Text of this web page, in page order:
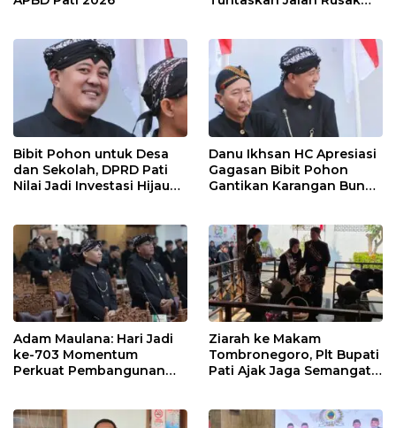
Bibit Pohon untuk Desa
dan Sekolah, DPRD Pati
Nilai Jadi Investasi Hijau
Danu Ikhsan HC Apresiasi
Gagasan Bibit Pohon
Gantikan Karangan Bunga
Adam Maulana: Hari Jadi
ke-703 Momentum
Perkuat Pembangunan
Ziarah ke Makam
Tombronegoro, Plt Bupati
Pati Ajak Jaga Semangat
Berkualitas